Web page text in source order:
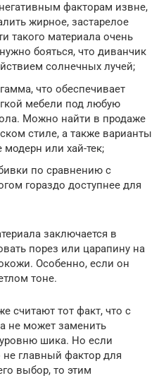
факторам извне,
жирное, застарелое
такого материала очень
бояться, что диванчик
солнечных лучей;
что обеспечивает
мебели под любую
Можно найти в продаже
стиле, а также варианты
или хай-тек;
по сравнению с
гораздо доступнее для
заключается в
порез или царапину на
Особенно, если он
тоне.
считают тот факт, что с
не может заменить
шика. Но если
главный фактор для
выбор, то этим